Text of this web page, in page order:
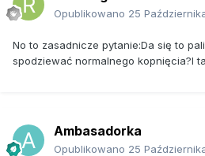
Opublikowano 25
No to zasadnicze pytanie:Da się to
spodziewać normalnego kopnięcia?I
Ambasadorka
Opublikowano 25